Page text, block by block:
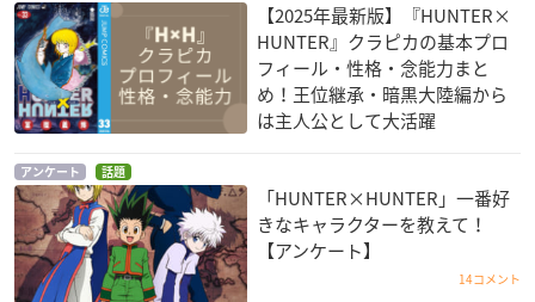
【2025年最新版】『HUNTER×
HUNTER』クラピカの基本プロ
フィール・性格・念能力まと
め！王位継承・暗黒大陸編から
は主人公として大活躍
アンケート 話題
「HUNTER×HUNTER」一番好
きなキャラクターを教えて！
【アンケート】
14コメント